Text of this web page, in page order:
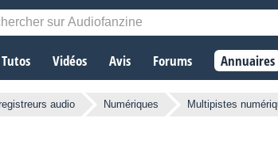
Tutos Vidéos Avis Forums Annuaires
audio Numériques Multipistes